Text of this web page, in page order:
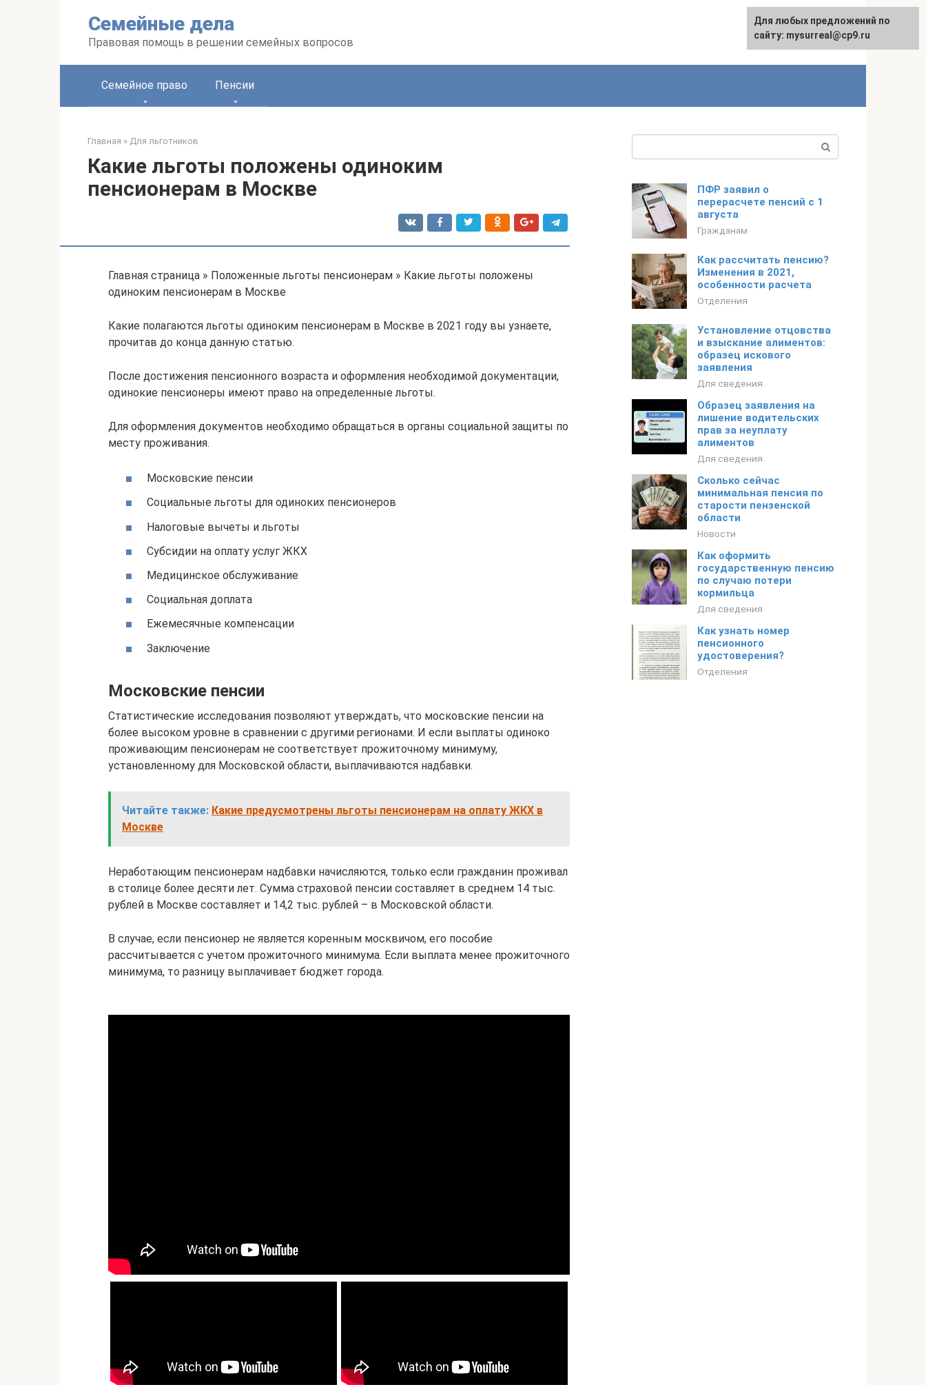
Семейные дела
Правовая помощь в решении семейных вопросов
Семейное право Пенсии
Главная » Для льготников
Какие льготы положены одиноким
пенсионерам в Москве
Главная страница » Положенные льготы пенсионерам » Какие льготы положены
одиноким пенсионерам в Москве
Какие полагаются льготы одиноким пенсионерам в Москве в 2021 году вы узнаете,
прочитав до конца данную статью.
После достижения пенсионного возраста и оформления необходимой документации,
одинокие пенсионеры имеют право на определенные льготы.
Для оформления документов необходимо обращаться в органы социальной защиты по
месту проживания.
Московские пенсии
Социальные льготы для одиноких пенсионеров
Налоговые вычеты и льготы
Субсидии на оплату услуг ЖКХ
Медицинское обслуживание
Социальная доплата
Ежемесячные компенсации
Заключение
Московские пенсии
Статистические исследования позволяют утверждать, что московские пенсии на
более высоком уровне в сравнении с другими регионами. И если выплаты одиноко
проживающим пенсионерам не соответствует прожиточному минимуму,
установленному для Московской области, выплачиваются надбавки.
Читайте также: Какие предусмотрены льготы пенсионерам на оплату ЖКХ в
Москве
Неработающим пенсионерам надбавки начисляются, только если гражданин проживал
в столице более десяти лет. Сумма страховой пенсии составляет в среднем 14 тыс.
рублей в Москве составляет и 14,2 тыс. рублей – в Московской области.
В случае, если пенсионер не является коренным москвичом, его пособие
рассчитывается с учетом прожиточного минимума. Если выплата менее прожиточного
минимума, то разницу выплачивает бюджет города.
ПФР заявил о
перерасчете пенсий с 1
августа
Гражданам
Как рассчитать пенсию?
Изменения в 2021,
особенности расчета
Отделения
Установление отцовства
и взыскание алиментов:
образец искового
заявления
Для сведения
Образец заявления на
лишение водительских
прав за неуплату
алиментов
Для сведения
Сколько сейчас
минимальная пенсия по
старости пензенской
области
Новости
Как оформить
государственную пенсию
по случаю потери
кормильца
Для сведения
Как узнать номер
пенсионного
удостоверения?
Отделения
Для любых предложений по
сайту: mysurreal@cp9.ru